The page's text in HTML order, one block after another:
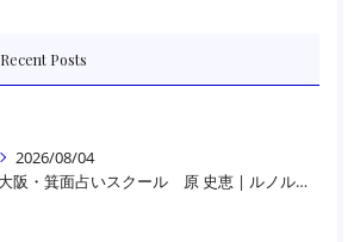
Recent Posts
2026/08/04
大阪・箕面占いスクール 原 史恵 | ルノルマンカード読み方のコツ「雲」 仕事をテーマに占った場合